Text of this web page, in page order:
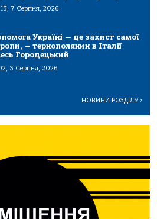
7 Серпня, 2026
Україні — це захист самої
– тернополянин в Італії
Городецький
3 Серпня, 2026
НОВИНИ РОЗДІЛУ>